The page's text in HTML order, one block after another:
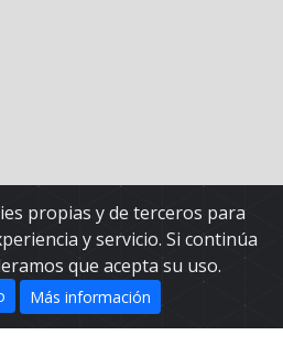
OTEA Granada.
propias y de terceros para
y servicio. Si continúa
que acepta su uso.
Más información